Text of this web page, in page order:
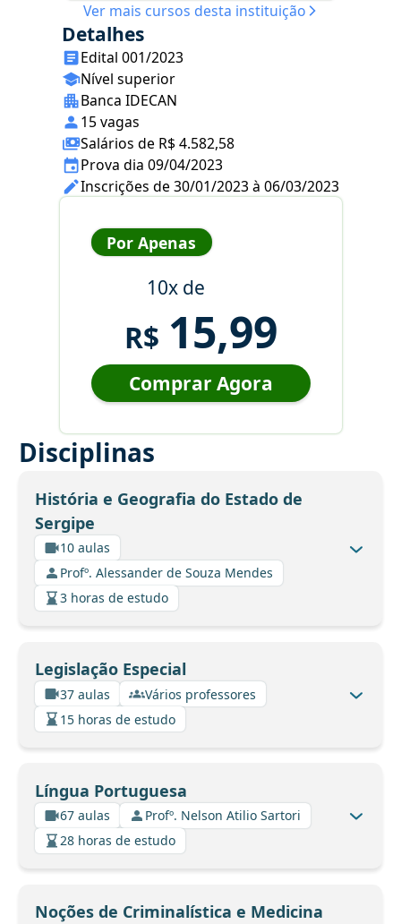
Ver mais cursos desta instituição
Detalhes
Edital 001/2023
Nível superior
Banca IDECAN
15 vagas
Salários de R$ 4.582,58
Prova dia 09/04/2023
Inscrições de 30/01/2023 à 06/03/2023
Por Apenas
10x de
R$ 15,99
Comprar Agora
Disciplinas
História e Geografia do Estado de
Sergipe
10 aulas
Profº. Alessander de Souza Mendes
3 horas de estudo
Legislação Especial
37 aulas
Vários professores
15 horas de estudo
Língua Portuguesa
67 aulas
Profº. Nelson Atilio Sartori
28 horas de estudo
Noções de Criminalística e Medicina